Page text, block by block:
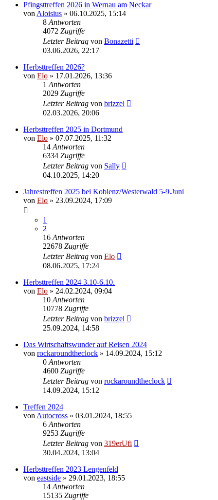
Pfingsttreffen 2026 in Wernau am Neckar
von Aloisius » 06.10.2025, 15:14
8 Antworten
4072 Zugriffe
Letzter Beitrag von Bonazetti
03.06.2026, 22:17
Herbsttreffen 2026?
von Elo » 17.01.2026, 13:36
1 Antworten
2029 Zugriffe
Letzter Beitrag von brizzel
02.03.2026, 20:06
Herbsttreffen 2025 in Dortmund
von Elo » 07.07.2025, 11:32
14 Antworten
6334 Zugriffe
Letzter Beitrag von Sally
04.10.2025, 14:20
Jahrestreffen 2025 bei Koblenz/Westerwald 5-9.Juni
von Elo » 23.09.2024, 17:09
1
2
16 Antworten
22678 Zugriffe
Letzter Beitrag von Elo
08.06.2025, 17:24
Herbsttreffen 2024 3.10-6.10.
von Elo » 24.02.2024, 09:04
10 Antworten
10778 Zugriffe
Letzter Beitrag von brizzel
25.09.2024, 14:58
Das Wirtschaftswunder auf Reisen 2024
von rockaroundtheclock » 14.09.2024, 15:12
0 Antworten
4600 Zugriffe
Letzter Beitrag von rockaroundtheclock
14.09.2024, 15:12
Treffen 2024
von Autocross » 03.01.2024, 18:55
6 Antworten
9253 Zugriffe
Letzter Beitrag von 319erUfi
30.04.2024, 13:04
Herbsttreffen 2023 Lengenfeld
von eastside » 29.01.2023, 18:55
14 Antworten
15135 Zugriffe